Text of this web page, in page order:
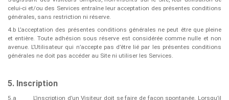
celui-ci et/ou des Services entraîne leur acceptation des présentes conditions
générales, sans restriction ni réserve.
4.b L’acceptation des présentes conditions générales ne peut être que pleine
et entière. Toute adhésion sous réserve est considérée comme nulle et non
avenue. L’Utilisateur qui n’accepte pas d’être lié par les présentes conditions
générales ne doit pas accéder au Site ni utiliser les Services.
5. Inscription
5.a
L’inscription d’un Visiteur doit se faire de façon spontanée. Lorsqu’il